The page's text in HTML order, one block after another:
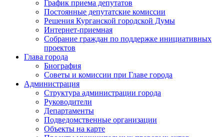
График приема депутатов
Постоянные депутатские комиссии
Решения Курганской городской Думы
Интернет-приемная
Собрание граждан по поддержке инициативных
проектов
Глава города
Биография
Советы и комиссии при Главе города
Администрация
Структура администрации города
Руководители
Департаменты
Подведомственные организации
Объекты на карте